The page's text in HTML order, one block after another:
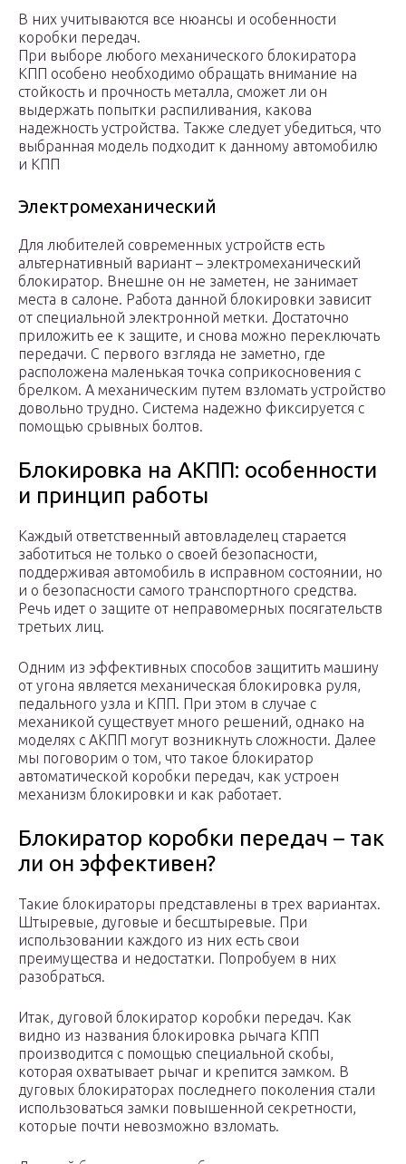
В них учитываются все нюансы и особенности
коробки передач.
При выборе любого механического блокиратора
КПП особено необходимо обращать внимание на
стойкость и прочность металла, сможет ли он
выдержать попытки распиливания, какова
надежность устройства. Также следует убедиться, что
выбранная модель подходит к данному автомобилю
и КПП
Электромеханический
Для любителей современных устройств есть
альтернативный вариант – электромеханический
блокиратор. Внешне он не заметен, не занимает
места в салоне. Работа данной блокировки зависит
от специальной электронной метки. Достаточно
приложить ее к защите, и снова можно переключать
передачи. С первого взгляда не заметно, где
расположена маленькая точка соприкосновения с
брелком. А механическим путем взломать устройство
довольно трудно. Система надежно фиксируется с
помощью срывных болтов.
Блокировка на АКПП: особенности
и принцип работы
Каждый ответственный автовладелец старается
заботиться не только о своей безопасности,
поддерживая автомобиль в исправном состоянии, но
и о безопасности самого транспортного средства.
Речь идет о защите от неправомерных посягательств
третьих лиц.
Одним из эффективных способов защитить машину
от угона является механическая блокировка руля,
педального узла и КПП. При этом в случае с
механикой существует много решений, однако на
моделях с АКПП могут возникнуть сложности. Далее
мы поговорим о том, что такое блокиратор
автоматической коробки передач, как устроен
механизм блокировки и как работает.
Блокиратор коробки передач – так
ли он эффективен?
Такие блокираторы представлены в трех вариантах.
Штыревые, дуговые и бесштыревые. При
использовании каждого из них есть свои
преимущества и недостатки. Попробуем в них
разобраться.
Итак, дуговой блокиратор коробки передач. Как
видно из названия блокировка рычага КПП
производится с помощью специальной скобы,
которая охватывает рычаг и крепится замком. В
дуговых блокираторах последнего поколения стали
использоваться замки повышенной секретности,
которые почти невозможно взломать.